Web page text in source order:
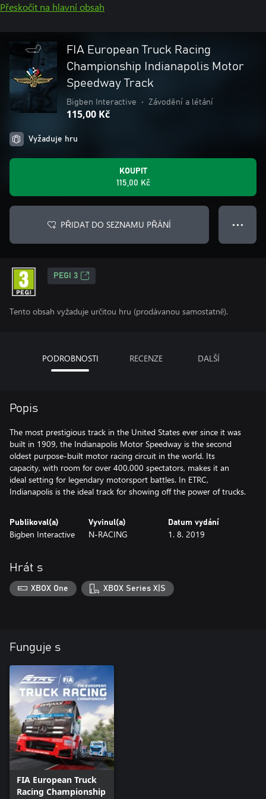
Přeskočit na hlavní obsah
FIA European Truck Racing
Championship Indianapolis Motor
Speedway Track
Bigben Interactive • Závodění a létání
115,00 Kč
Vyžaduje hru
KOUPIT
115,00 Kč
PŘIDAT DO SEZNAMU PŘÁNÍ ● ● ●
PEGI 3
Tento obsah vyžaduje určitou hru (prodávanou samostatně).
PODROBNOSTI RECENZE DALŠÍ
Popis
The most prestigious track in the United States ever since it was
built in 1909, the Indianapolis Motor Speedway is the second
oldest purpose-built motor racing circuit in the world. Its
capacity, with room for over 400,000 spectators, makes it an
ideal setting for legendary motorsport battles. In ETRC,
Indianapolis is the ideal track for showing off the power of trucks.
Publikoval(a)
Bigben Interactive
Vyvinul(a)
N-RACING
Datum vydání
1. 8. 2019
Hrát s
XBOX One XBOX Series X|S
Funguje s
FIA European Truck
Racing Championship